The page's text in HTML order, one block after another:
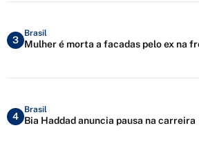
3
Brasil
Mulher é morta a facadas pelo ex na
4
Brasil
Bia Haddad anuncia pausa na carreira